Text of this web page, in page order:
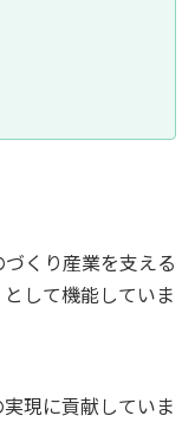
くり産業を支える
として機能していま
現に貢献していま